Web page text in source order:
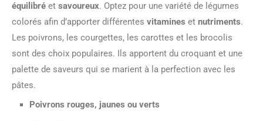
équilibré et savoureux. Optez pour une variété de légumes
colorés afin d’apporter différentes vitamines et nutriments.
Les poivrons, les courgettes, les carottes et les brocolis
sont des choix populaires. Ils apportent du croquant et une
palette de saveurs qui se marient à la perfection avec les
pâtes.
Poivrons rouges, jaunes ou verts